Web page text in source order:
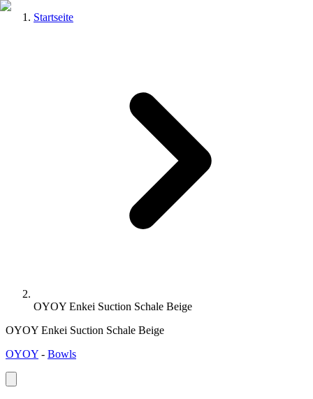
Startseite
OYOY Enkei Suction Schale Beige
OYOY Enkei Suction Schale Beige
OYOY - Bowls